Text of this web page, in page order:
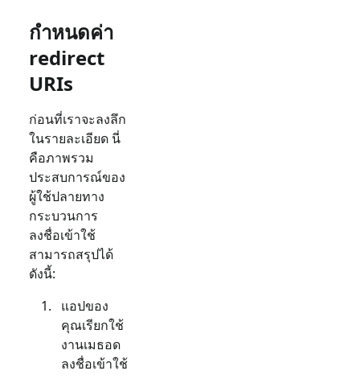
กำหนดค่า
redirect
URIs
ก่อนที่เราจะลงลึก
ในรายละเอียด นี่
คือภาพรวม
ประสบการณ์ของ
ผู้ใช้ปลายทาง
กระบวนการ
ลงชื่อเข้าใช้
สามารถสรุปได้
ดังนี้:
แอปของ
คุณเรียกใช้
งานเมธอด
ลงชื่อเข้าใช้